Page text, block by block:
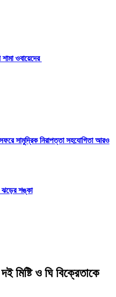
ওবায়েদের
সফরে সামুদ্রিক নিরাপত্তা সহযোগিতা আরও
ঝড়ের শঙ্কা
মিষ্টি ও ঘি বিক্রেতাকে